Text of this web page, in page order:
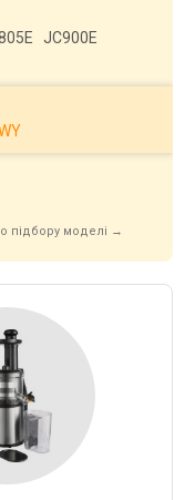
JC900E
підбору моделі →